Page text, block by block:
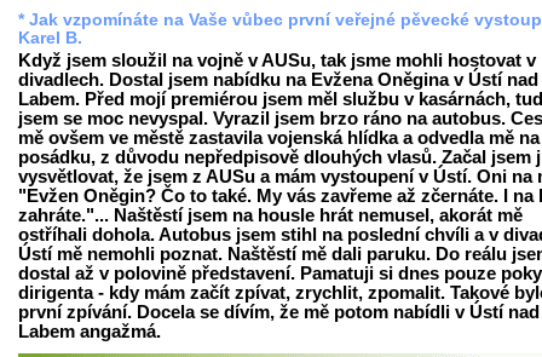
* Jak vzpomínáte na Vaše vůbec první veřejné pěvecké
Karel B.
Když jsem sloužil na vojně v AUSu, tak jsme mohli hostovat v
divadlech. Dostal jsem nabídku na Evžena Oněgina v Ústí nad
Labem. Před mojí premiérou jsem měl službu v kasárnách,
jsem se moc nevyspal. Vyrazil jsem brzo ráno na autobus.
mě ovšem ve městě zastavila vojenská hlídka a odvedla mě na
posádku, z důvodu nepředpisově dlouhých vlasů. Začal jsem
vysvětlovat, že jsem z AUSu a mám vystoupení v Ústí. Oni na
"Evžen Oněgin? Čo to také. My vás zavřeme až zčernáte. I na
zahráte."... Naštěstí jsem na housle hrát nemusel, akorát mě
ostříhali dohola. Autobus jsem stihl na poslední chvíli a v
Ústí mě nemohli poznat. Naštěstí mě dali paruku. Do reálu
dostal až v polovině představení. Pamatuji si dnes pouze
dirigenta - kdy mám začít zpívat, zrychlit, zpomalit. Takové
první zpívání. Docela se dívím, že mě potom nabídli v Ústí nad
Labem angažmá.